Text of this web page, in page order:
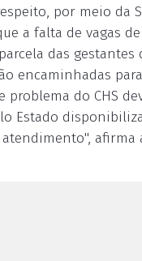
por meio da
a falta de vagas
das gestantes
encaminhadas
problema do CHS
Estado
afirma